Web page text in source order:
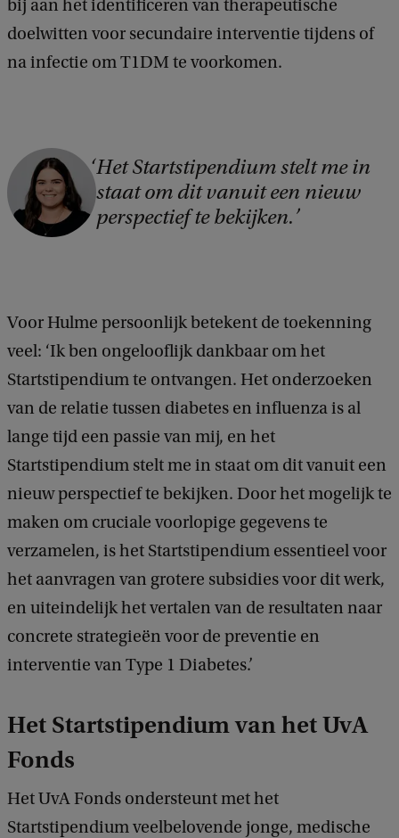
bij aan het identificeren van therapeutische
doelwitten voor secundaire interventie tijdens of
na infectie om T1DM te voorkomen.
C
o
p
g
h
t
:
J
o
y
c
e
v
a
n
D
o
r
Het Startstipendium stelt me in
staat om dit vanuit een nieuw
perspectief te bekijken.
Voor Hulme persoonlijk betekent de toekenning
veel: ‘Ik ben ongelooflijk dankbaar om het
Startstipendium te ontvangen. Het onderzoeken
van de relatie tussen diabetes en influenza is al
lange tijd een passie van mij, en het
Startstipendium stelt me in staat om dit vanuit een
nieuw perspectief te bekijken. Door het mogelijk te
maken om cruciale voorlopige gegevens te
verzamelen, is het Startstipendium essentieel voor
het aanvragen van grotere subsidies voor dit werk,
en uiteindelijk het vertalen van de resultaten naar
concrete strategieën voor de preventie en
interventie van Type 1 Diabetes.’
Het Startstipendium van het UvA
Fonds
Het UvA Fonds ondersteunt met het
Startstipendium veelbelovende jonge, medische